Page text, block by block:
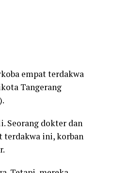
empat terdakwa
Tangerang
Seorang dokter dan
terdakwa ini, korban